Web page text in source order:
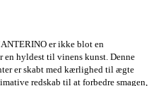
er ikke blot en
en hyldest til vinens kunst. Denne
er skabt med kærlighed til ægte
redskab til at forbedre smagen,